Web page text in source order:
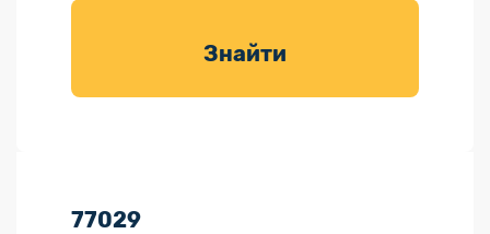
товарів для
Знайти
77029